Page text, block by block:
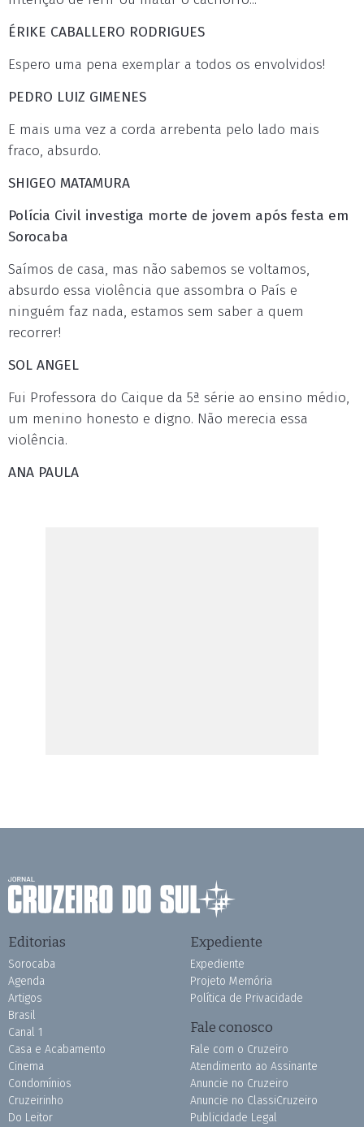
ÉRIKE CABALLERO RODRIGUES
Espero uma pena exemplar a todos os envolvidos!
PEDRO LUIZ GIMENES
E mais uma vez a corda arrebenta pelo lado mais
fraco, absurdo.
SHIGEO MATAMURA
Polícia Civil investiga morte de jovem após festa em
Sorocaba
Saímos de casa, mas não sabemos se voltamos,
absurdo essa violência que assombra o País e
ninguém faz nada, estamos sem saber a quem
recorrer!
SOL ANGEL
Fui Professora do Caique da 5ª série ao ensino médio,
um menino honesto e digno. Não merecia essa
violência.
ANA PAULA
Editorias
Sorocaba
Agenda
Artigos
Brasil
Canal 1
Casa e Acabamento
Cinema
Condomínios
Cruzeirinho
Do Leitor
Expediente
Expediente
Projeto Memória
Política de Privacidade
Fale conosco
Fale com o Cruzeiro
Atendimento ao Assinante
Anuncie no Cruzeiro
Anuncie no ClassiCruzeiro
Publicidade Legal